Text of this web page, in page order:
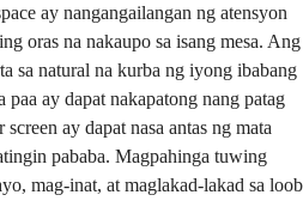
ay nangangailangan ng atensyon
oras na nakaupo sa isang mesa. Ang
sa natural na kurba ng iyong ibabang
ay dapat nakapatong nang patag
ay dapat nasa antas ng mata
pababa. Magpahinga tuwing
mag-inat, at maglakad-lakad sa loob